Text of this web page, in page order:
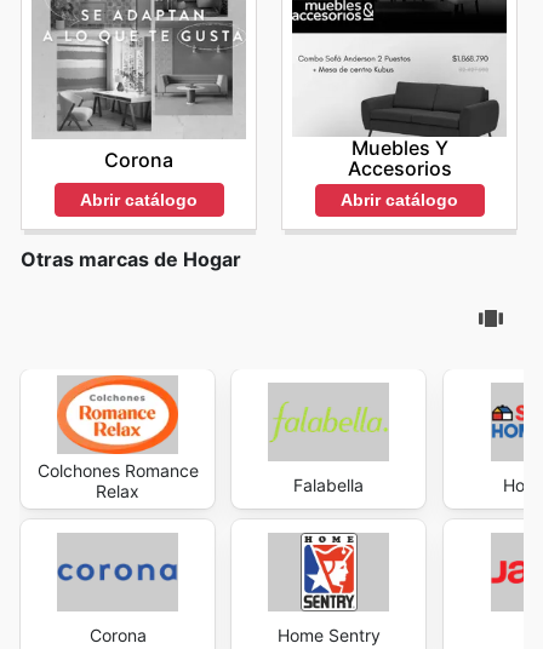
Corona
Abrir catálogo
Muebles Y
Accesorios
Abrir catálogo
Otras marcas de Hogar
Colchones Romance
Relax
Corona
Falabella
Home Sentry